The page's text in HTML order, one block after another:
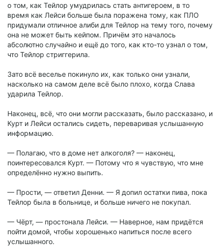
о том, как Тейлор умудрилась стать антигероем, в то
время как Лейси больше была поражена тому, как ПЛО
придумали отличное алиби для Тейлор на тему того, почему
она не может быть кейпом. Причём это началось
абсолютно случайно и ещё до того, как кто-то узнал о том,
что Тейлор стриггерила.
Зато всё веселье покинуло их, как только они узнали,
насколько на самом деле всё было плохо, когда Слава
ударила Тейлор.
Наконец, всё, что они могли рассказать, было рассказано, и
Курт и Лейси остались сидеть, переваривая услышанную
информацию.
— Полагаю, что в доме нет алкоголя? — наконец,
поинтересовался Курт. — Потому что я чувствую, что мне
определённо нужно выпить.
— Прости, — ответил Денни. — Я допил остатки пива, пока
Тейлор была в больнице, и больше ничего не покупал.
— Чёрт, — простонала Лейси. — Наверное, нам придётся
пойти домой, чтобы хорошенько напиться после всего
услышанного.